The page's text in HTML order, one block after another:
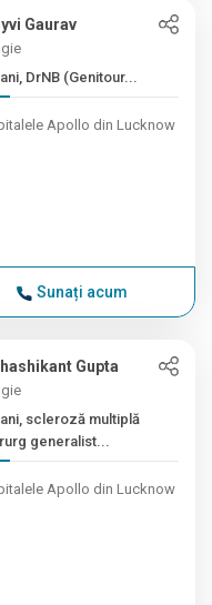
Gaurav
DrNB (Genitour...
Apollo din Lucknow
Sunați acum
Gupta
ani, scleroză multiplă
generalist...
Apollo din Lucknow